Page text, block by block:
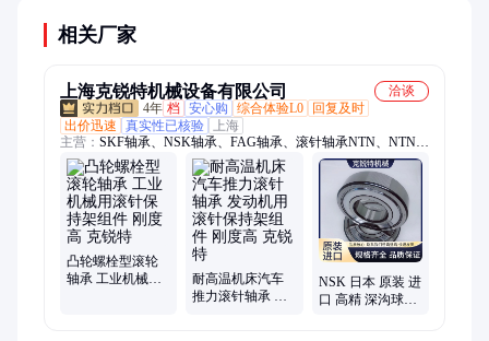
相关厂家
上海克锐特机械设备有限公司
洽谈
4年 档 安心购 综合体验L0
回复及时
出价迅速
真实性已核验
上海
主营： SKF轴承、NSK轴承、FAG轴承、滚针轴承NTN、NTN轴
承、KOYO轴承、INA轴承、TIMKEN轴承、IKO轴承、HRB轴
承、ZWZ轴承、LYC轴承、UBC轴承、圆柱滚子轴承、SKF深沟
球轴承、SKF6012深沟球、日本NTN薄壁轴承、轴承、日本NTN
正品轴承、原装NTN正品轴承、不锈钢深沟球轴承、原装深沟球
轴承、NSK薄壁轴承、进口NSK深沟球轴承、进口深沟球轴承
凸轮螺栓型滚轮
轴承 工业机械用
耐高温机床汽车
推力滚针轴承 发
NSK 日本 原装 进
口 高精 深沟球微